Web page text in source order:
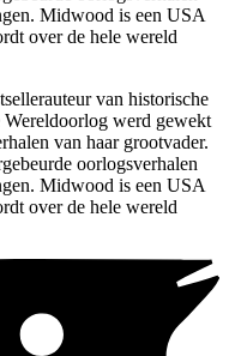
Midwood is een USA
over de hele wereld
van historische
Wereldoorlog werd gewekt
van haar grootvader.
oorlogsverhalen
Midwood is een USA
over de hele wereld